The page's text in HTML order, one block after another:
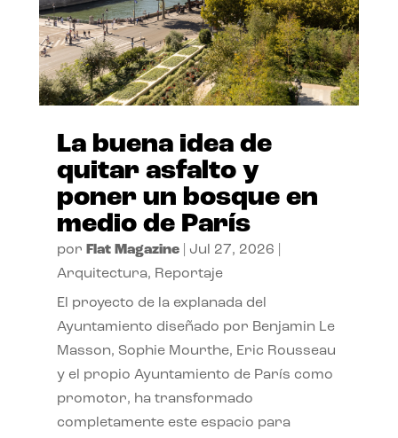
La buena idea de
quitar asfalto y
poner un bosque en
medio de París
por Flat Magazine| Jul 27, 2026
Arquitectura, Reportaje
El proyecto de la explanada del
Ayuntamiento diseñado por Benjamin Le
Masson, Sophie Mourthe, Eric Rousseau
y el propio Ayuntamiento de París como
promotor, ha transformado
completamente este espacio para